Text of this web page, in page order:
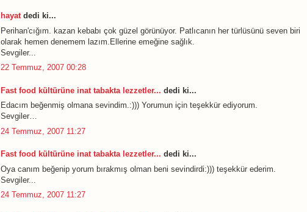
hayatdedi ki...
Perihan'cığım. kazan kebabı çok güzel görünüyor. Patlıcanın her türlüsünü seven biri
olarak hemen denemem lazım.Ellerine emeğine sağlık.
Sevgiler...
22 Temmuz, 2007 00:28
Fast food kültürüne inat tabakta lezzetler... dedi ki...
Edacım beğenmiş olmana sevindim.:))) Yorumun için teşekkür ediyorum.
Sevgiler…
24 Temmuz, 2007 11:27
Fast food kültürüne inat tabakta lezzetler... dedi ki...
Oya canım beğenip yorum bırakmış olman beni sevindirdi:))) teşekkür ederim.
Sevgiler...
24 Temmuz, 2007 11:27